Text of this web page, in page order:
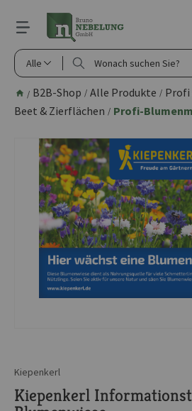
springen
Alle
/ B2B-Shop / Alle Produkte / Profi
Beet & Zierflächen / Profi-
Kiepenkerl
Kiepenkerl